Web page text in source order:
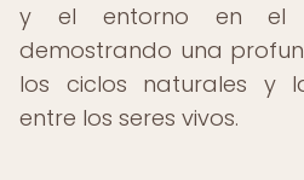
y el entorno en el
demostrando una
los ciclos naturales y
entre los seres vivos.